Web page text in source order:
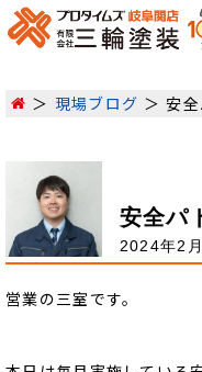
現場ブログ 安
安全パ
2024年2
営業の三室です。